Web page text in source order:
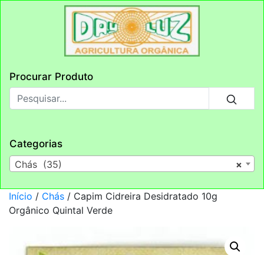
Procurar Produto
Categorias
×
Chás (35)
Início / Chás / Capim Cidreira Desidratado 10g
Orgânico Quintal Verde